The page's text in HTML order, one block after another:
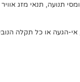
תנאי מזג אוויר
הגעה או כל תקלה